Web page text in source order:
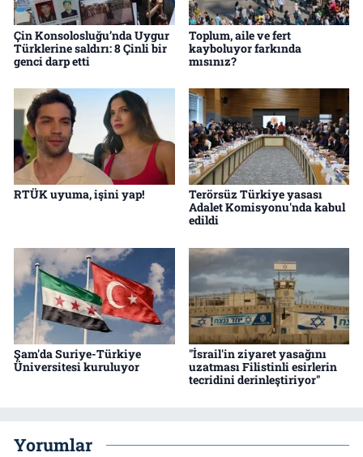
Çin Konsolosluğu’nda Uygur
Türklerine saldırı: 8 Çinli bir
genci darp etti
Toplum, aile ve fert
kayboluyor farkında
mısınız?
RTÜK uyuma, işini yap!
Terörsüz Türkiye yasası
Adalet Komisyonu'nda kabul
edildi
Şam'da Suriye-Türkiye
Üniversitesi kuruluyor
"İsrail'in ziyaret yasağını
uzatması Filistinli esirlerin
tecridini derinleştiriyor"
Yorumlar